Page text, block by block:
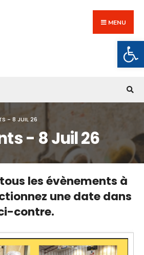
MENU
- 8 JUIL 26
- 8 Juil 26
les évènements à
une date dans
contre.